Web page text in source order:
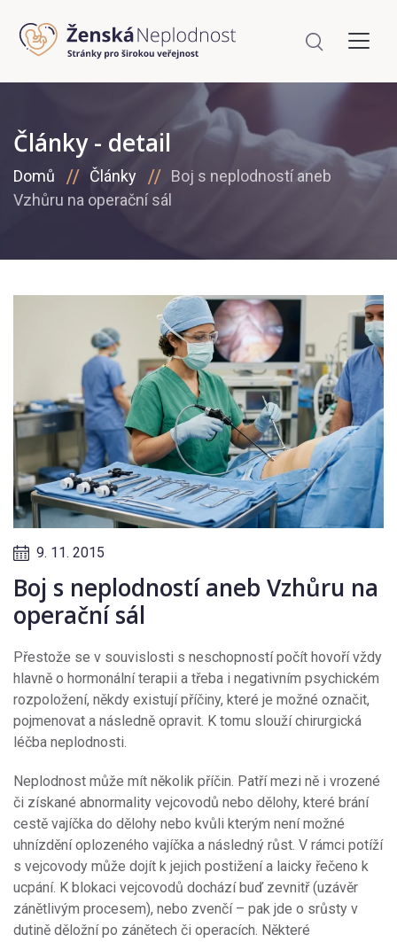
Články - detail
Domů Články
Boj s neplodností aneb
Vzhůru na operační sál
9. 11. 2015
Boj s neplodností aneb Vzhůru na
operační sál
Přestože se v souvislosti s neschopností počít hovoří vždy
hlavně o hormonální terapii a třeba i negativním psychickém
rozpoložení, někdy existují příčiny, které je možné označit,
pojmenovat a následně opravit. K tomu slouží chirurgická
léčba neplodnosti.
Neplodnost může mít několik příčin. Patří mezi ně i vrozené
či získané abnormality vejcovodů nebo dělohy, které brání
cestě vajíčka do dělohy nebo kvůli kterým není možné
uhnízdění oplozeného vajíčka a následný růst. V rámci potíží
s vejcovody může dojít k jejich postižení a laicky řečeno k
ucpání. K blokaci vejcovodů dochází buď zevnitř (uzávěr
zánětlivým procesem), nebo zvenčí – pak jde o srůsty v
dutině děložní po zánětech či operacích. Některé